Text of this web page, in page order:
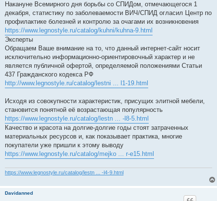
Накануне Всемирного дня борьбы со СПИДом, отмечающегося 1
декабря, статистику по заболеваемости ВИЧ/СПИД огласил Центр по
профилактике болезней и контролю за очагами их возникновения
https://www.legnostyle.ru/catalog/kuhni/kuhna-9.html
Эксперты
Обращаем Ваше внимание на то, что данный интернет-сайт носит
исключительно информационно-ориентировочный характер и не
является публичной офертой, определяемой положениями Статьи
437 Гражданского кодекса РФ
http://www.legnostyle.ru/catalog/lestni ... l1-19.html
Исходя из совокупности характеристик, присущих элитной мебели,
становится понятной её возрастающая популярность
https://www.legnostyle.ru/catalog/lestn ... -l8-5.html
Качество и красота на долгие-долгие годы стоят затраченных
материальных ресурсов и, как показывает практика, многие
покупатели уже пришли к этому выводу
https://www.legnostyle.ru/catalog/mejko ... r-e15.html
https://www.legnostyle.ru/catalog/lestn ... -l4-9.html
Davidanned